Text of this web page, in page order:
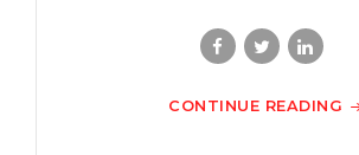
CONTINUE READING